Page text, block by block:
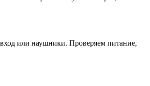
или наушники. Проверяем питание,